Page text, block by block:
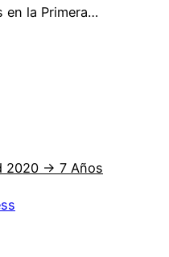
en la Primera…
2020 → 7 Años